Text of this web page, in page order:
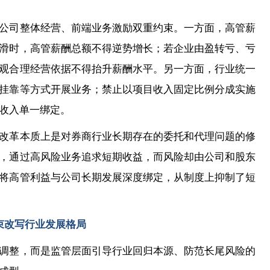
司整体经营、前端业务激励双重约束。一方面，高管薪
时，高管薪酬总额不得逆势增长；若企业由盈转亏、亏
合理经营依据不得抬升薪酬水平。另一方面，行业统一
靠等方式开展业务；禁止以项目收入固定比例分成实施
入单一绑定。
革本质上是对券商行业长期存在的委托和代理问题的修
通过高风险业务追求短期收益，而风险却由公司和股东
高管利益与公司长期发展深度绑定，从制度上抑制了短
改写行业发展格局
整，而是监管层面引导行业回归本源、防范长尾风险的